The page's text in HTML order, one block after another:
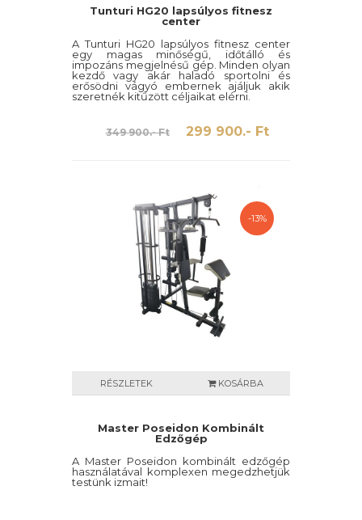
Tunturi HG20 lapsúlyos fitnesz
center
A Tunturi HG20 lapsúlyos fitnesz center
egy magas minőségű, időtálló és
impozáns megjelnésű gép. Minden olyan
kezdő vagy akár haladó sportolni és
erősödni vágyó embernek ajáljuk akik
szeretnék kitűzött céljaikat elérni.
349 900.- Ft 299 900.- Ft
-13%
RÉSZLETEK KOSÁRBA
Master Poseidon Kombinált
Edzőgép
A Master Poseidon kombinált edzőgép
használatával komplexen megedzhetjük
testünk izmait!